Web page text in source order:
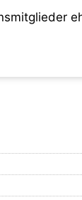
Spenden
landet.
Spende,